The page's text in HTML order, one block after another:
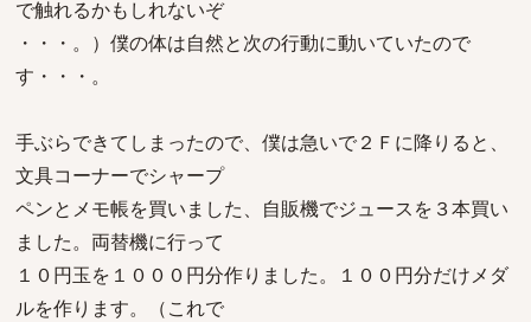
で触れるかもしれないぞ
・・・。）僕の体は自然と次の行動に動いていたので
す・・・。
手ぶらできてしまったので、僕は急いで２Ｆに降りると、
文具コーナーでシャープ
ペンとメモ帳を買いました、自販機でジュースを３本買い
ました。両替機に行って
１０円玉を１０００円分作りました。１００円分だけメダ
ルを作ります。（これで